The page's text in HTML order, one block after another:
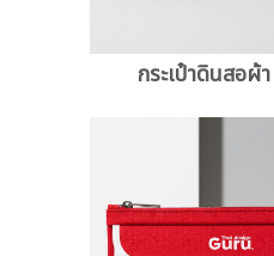
กระเป๋าดินสอผ้